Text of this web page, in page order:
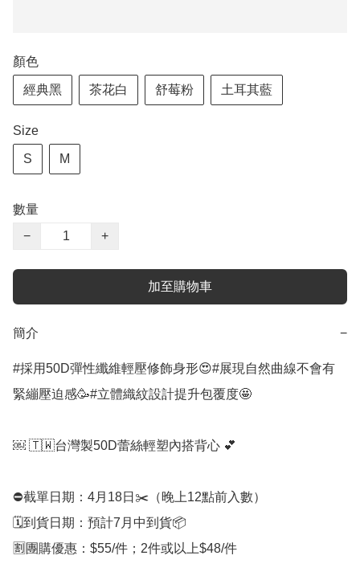
顏色
經典黑 茶花白 舒莓粉 土耳其藍
Size
S M
數量
−
+
加至購物車
簡介 −
#採用50D彈性纖維輕壓修飾身形😍#展現自然曲線不會有
緊繃壓迫感🥳#立體織紋設計提升包覆度🤩
￼ 🇹🇼台灣製50D蕾絲輕塑內搭背心 💕
⛔️截單日期：4月18日✂️（晚上12點前入數）
🗓️到貨日期：預計7月中到貨📦
🈹團購優惠：$55/件；2件或以上$48/件